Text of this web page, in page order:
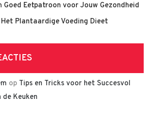
Goed Eetpatroon voor Jouw Gezondheid
Het Plantaardige Voeding Dieet
op Tips en Tricks voor het Succesvol
de Keuken